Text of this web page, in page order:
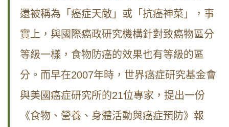
還被稱為「癌症天敵」或「抗癌神菜」，事
實上，與國際癌政研究機構針對致癌物區分
等級一樣，食物防癌的效果也有等級的區
分。而早在2007年時，世界癌症研究基金會
與美國癌症研究所的21位專家，提出一份
《食物、營養、身體活動與癌症預防》報